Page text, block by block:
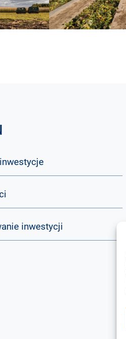
inwestycji